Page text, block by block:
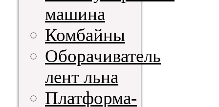
машина
Комбайны
Оборачиватель
лент льна
Платформа-